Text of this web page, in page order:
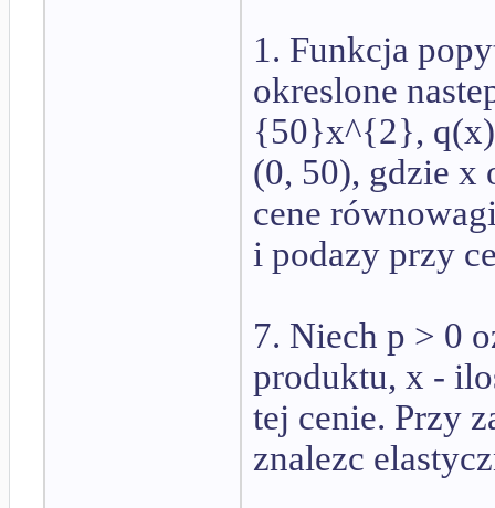
1. Funkcja
okreslone
{50}x^{2},
(0, 50), gdzie x
cene
i podazy przy
7. Niech p > 0
produktu, x -
tej cenie. Przy
znalezc